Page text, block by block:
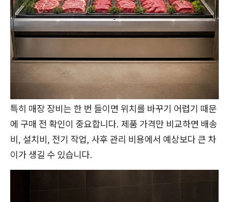
특히 매장 장비는 한 번 들이면 위치를 바꾸기 어렵기 때문
에 구매 전 확인이 중요합니다. 제품 가격만 비교하면 배송
비, 설치비, 전기 작업, 사후 관리 비용에서 예상보다 큰 차
이가 생길 수 있습니다.